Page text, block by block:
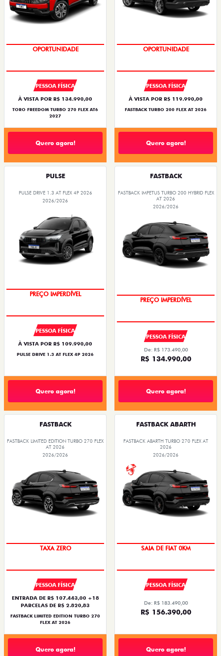
OPORTUNIDADE
PESSOA FÍSICA
À VISTA POR R$ 134.990,00
TORO FREEDOM TURBO 270 FLEX AT6
2027
Quero agora!
OPORTUNIDADE
PESSOA FÍSICA
À VISTA POR R$ 119.990,00
FASTBACK TURBO 200 FLEX AT 2026
Quero agora!
PULSE
PULSE DRIVE 1.3 AT FLEX 4P 2026
2026/2026
PREÇO IMPERDÍVEL
PESSOA FÍSICA
À VISTA POR R$ 109.990,00
PULSE DRIVE 1.3 AT FLEX 4P 2026
Quero agora!
FASTBACK
FASTBACK IMPETUS TURBO 200 HYBRID FLEX
AT 2026
2026/2026
PREÇO IMPERDÍVEL
PESSOA FÍSICA
De: R$ 173.490,00
R$ 134.990,00
Quero agora!
FASTBACK
FASTBACK LIMITED EDITION TURBO 270 FLEX
AT 2026
2026/2026
TAXA ZERO
PESSOA FÍSICA
ENTRADA DE R$ 107.443,00 +18
PARCELAS DE R$ 2.820,83
FASTBACK LIMITED EDITION TURBO 270
FLEX AT 2026
Quero agora!
FASTBACK ABARTH
FASTBACK ABARTH TURBO 270 FLEX AT
2026
2026/2026
SAIA DE FIAT 0KM
PESSOA FÍSICA
De: R$ 183.490,00
R$ 156.390,00
Quero agora!